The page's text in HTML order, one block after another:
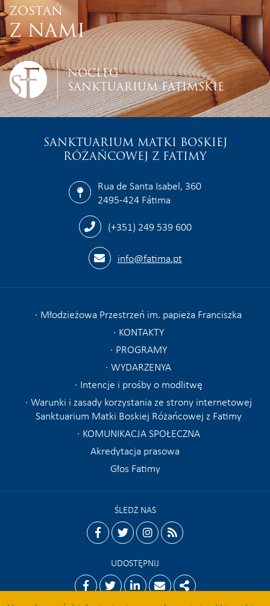
ZOSTAŃ
Z NAMI
NOCLEG
SANKTUARIUM FATIMSKIE
SANKTUARIUM MATKI BOSKIEJ
RÓŻAŃCOWEJ Z FATIMY
Rua de Santa Isabel, 360
2495-424 Fátima
(+351) 249 539 600
info@fatima.pt
Młodzieżowa Przestrzeń im. papieża Franciszka
KONTAKTY
PROGRAMY
WYDARZENYA
Intencje i prośby o modlitwę
Warunki i zasady korzystania ze strony internetowej
Sanktuarium Matki Boskiej Różańcowej z Fatimy
KOMUNIKACJA SPOŁECZNA
Akredytacja prasowa
Głos Fatimy
ŚLEDŻ NAS
facebooktwitterinstagram
rss
UDOSTĘPNIJ
FacebookTwitterLinkedinEmailShare